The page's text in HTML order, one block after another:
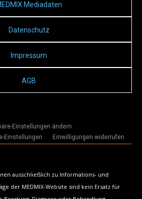
Mediadaten
Datenschutz
Impressum
AGB
Einstellungen ändern
Einstellungen
Einwilligungen widerrufen
ausschließlich zu Informations- und
der MEDMIX-Website sind kein Ersatz für